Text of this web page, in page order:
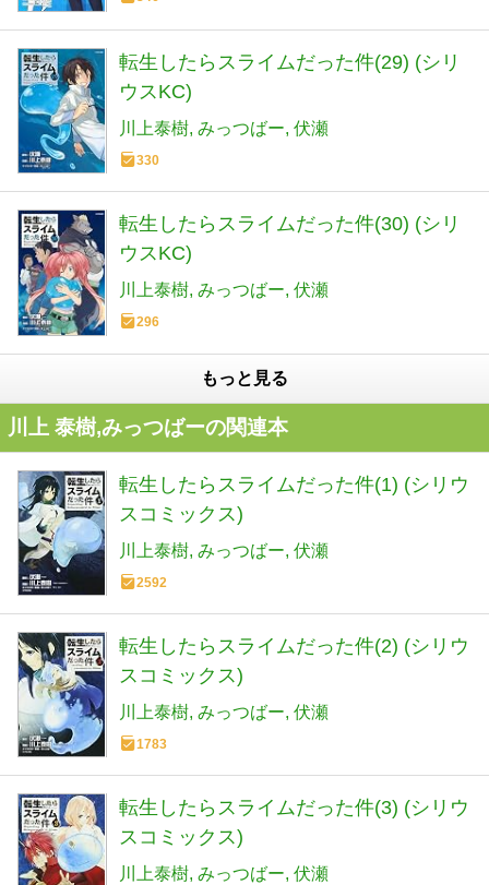
転生したらスライムだった件(29) (シリ
ウスKC)
川上泰樹 みっつばー 伏瀬
330
転生したらスライムだった件(30) (シリ
ウスKC)
川上泰樹 みっつばー 伏瀬
296
もっと見る
川上 泰樹,みっつばーの関連本
転生したらスライムだった件(1) (シリウ
スコミックス)
川上泰樹 みっつばー 伏瀬
2592
転生したらスライムだった件(2) (シリウ
スコミックス)
川上泰樹 みっつばー 伏瀬
1783
転生したらスライムだった件(3) (シリウ
スコミックス)
川上泰樹 みっつばー 伏瀬